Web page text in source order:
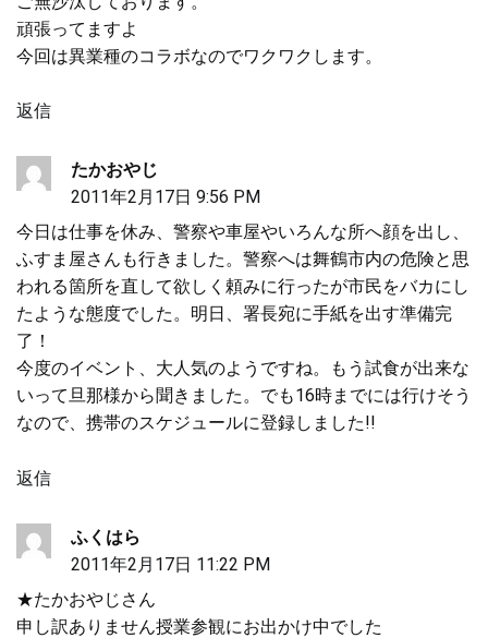
頑張ってますよ
今回は異業種のコラボなのでワクワクします。
返信
たかおやじ
2011年2月17日 9:56 PM
今日は仕事を休み、警察や車屋やいろんな所へ顔を出し、
ふすま屋さんも行きました。警察へは舞鶴市内の危険と思
われる箇所を直して欲しく頼みに行ったが市民をバカにし
たような態度でした。明日、署長宛に手紙を出す準備完
了！
今度のイベント、大人気のようですね。もう試食が出来な
いって旦那様から聞きました。でも16時までには行けそう
なので、携帯のスケジュールに登録しました!!
返信
ふくはら
2011年2月17日 11:22 PM
★たかおやじさん
申し訳ありません授業参観にお出かけ中でした